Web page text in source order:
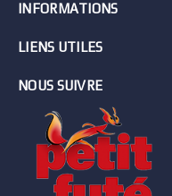
INFORMATIONS
LIENS UTILES
NOUS SUIVRE